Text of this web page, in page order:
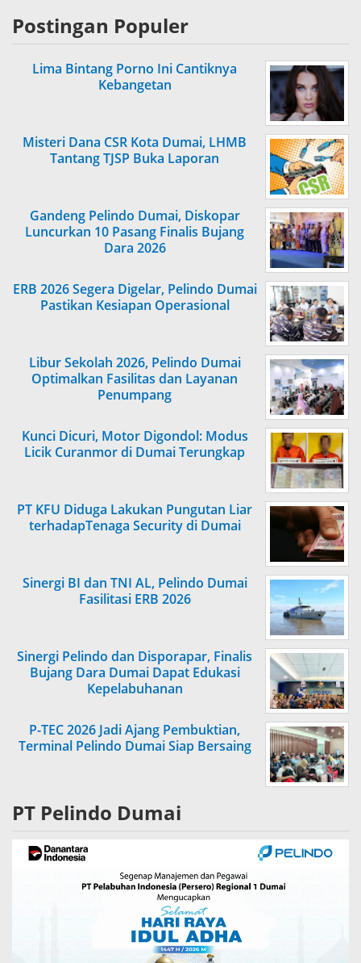
Postingan Populer
Lima Bintang Porno Ini Cantiknya
Kebangetan
Misteri Dana CSR Kota Dumai, LHMB
Tantang TJSP Buka Laporan
Gandeng Pelindo Dumai, Diskopar
Luncurkan 10 Pasang Finalis Bujang
Dara 2026
ERB 2026 Segera Digelar, Pelindo Dumai
Pastikan Kesiapan Operasional
Libur Sekolah 2026, Pelindo Dumai
Optimalkan Fasilitas dan Layanan
Penumpang
Kunci Dicuri, Motor Digondol: Modus
Licik Curanmor di Dumai Terungkap
PT KFU Diduga Lakukan Pungutan Liar
terhadapTenaga Security di Dumai
Sinergi BI dan TNI AL, Pelindo Dumai
Fasilitasi ERB 2026
Sinergi Pelindo dan Disporapar, Finalis
Bujang Dara Dumai Dapat Edukasi
Kepelabuhanan
P-TEC 2026 Jadi Ajang Pembuktian,
Terminal Pelindo Dumai Siap Bersaing
PT Pelindo Dumai